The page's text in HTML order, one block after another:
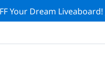
Your Dream Liveaboard!